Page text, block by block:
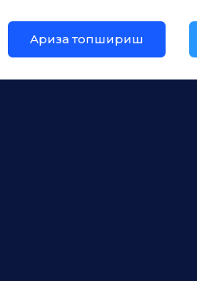
Ариза топшириш